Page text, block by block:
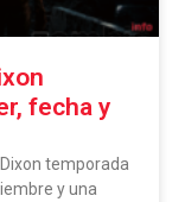
fecha y
temporada
y una